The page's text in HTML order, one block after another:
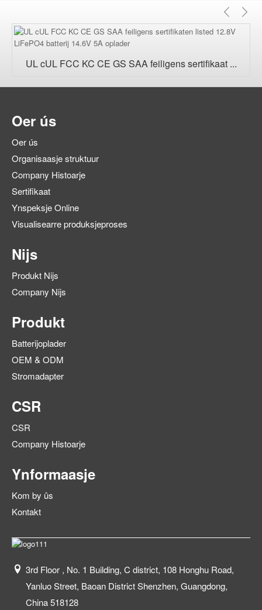
UL cUL FCC KC CE GS SAA feiligens sertifikaat ...
Oer ús
Oer ús
Organisaasje struktuur
Company Histoarje
Sertifikaat
Ynspeksje Online
Visualisearre produksjeproses
Nijs
Produkt Nijs
Company Nijs
Produkt
Batterijoplader
OEM & ODM
Stromadapter
CSR
CSR
Company Histoarje
Ynformaasje
Kom by ûs
Kontakt
3rd Floor , No. 1 Building, C district, 108 Honghu Road,
Yanluo Street, Baoan District Shenzhen, Guangdong,
China 518128